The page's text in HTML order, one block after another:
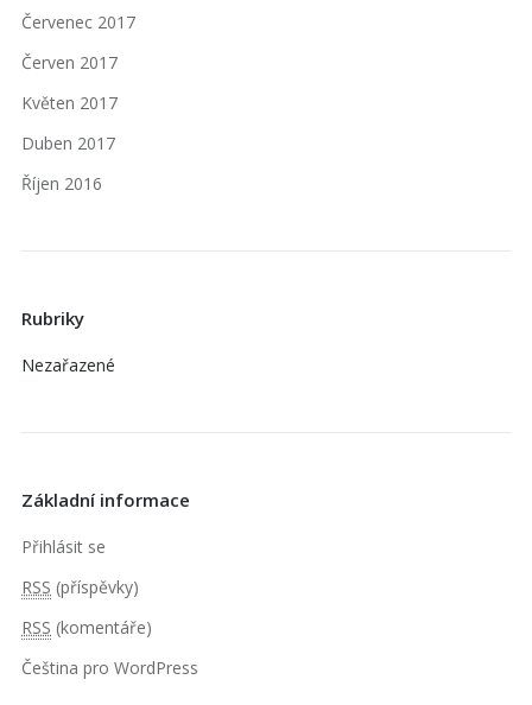
Červenec 2017
Červen 2017
Květen 2017
Duben 2017
Říjen 2016
Rubriky
Nezařazené
Základní informace
Přihlásit se
RSS (příspěvky)
RSS (komentáře)
Čeština pro WordPress